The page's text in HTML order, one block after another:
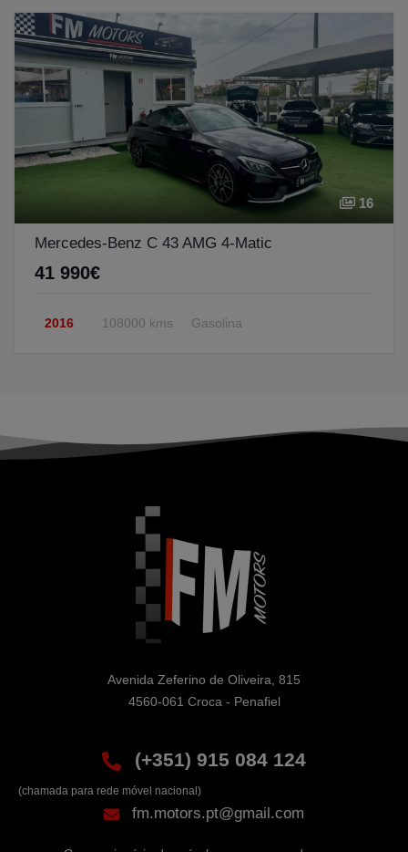
16
Mercedes-Benz C 43 AMG 4-Matic
41 990€
2016 108000 kms Gasolina
Avenida Zeferino de Oliveira, 815
4560-061 Croca - Penafiel
(+351) 915 084 124
(chamada para rede móvel nacional)
fm.motors.pt@gmail.com